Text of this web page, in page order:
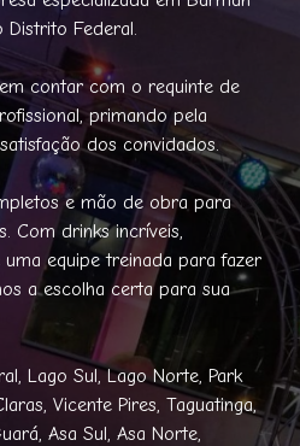
Distrito Federal.
contar com o requinte de
primando pela
dos convidados.
e mão de obra para
Com drinks incríveis,
equipe treinada para fazer
a escolha certa para sua
Lago Sul, Lago Norte, Park
Vicente Pires, Taguatinga,
Asa Sul, Asa Norte,